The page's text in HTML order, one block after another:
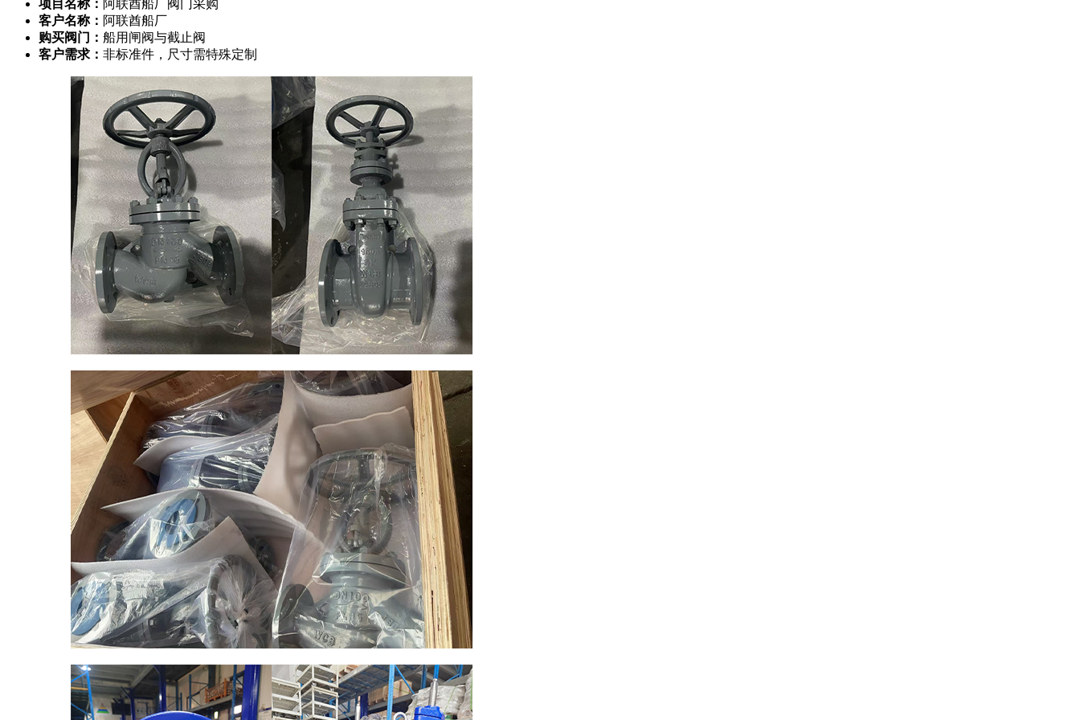
项目名称： 阿联酋船厂阀门采购
客户名称： 阿联酋船厂
购买阀门： 船用闸阀与截止阀
客户需求： 非标准件，尺寸需特殊定制